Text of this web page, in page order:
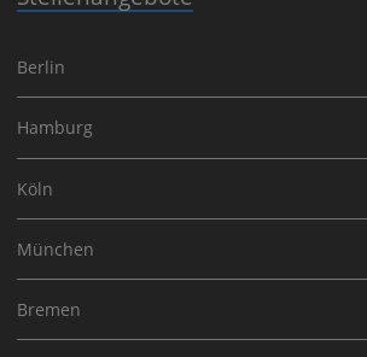
Berlin
Hamburg
Köln
München
Bremen